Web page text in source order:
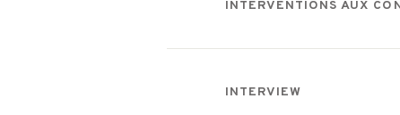
INTERVENTIONS AUX
INTERVIEW